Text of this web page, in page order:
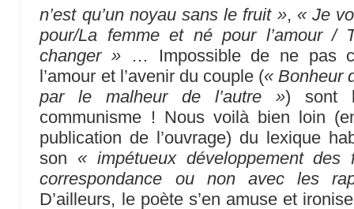
n’est qu’un noyau sans le fruit », « Je
pour/La femme et né pour l’amour /
changer » … Impossible de ne pas
l’amour et l’avenir du couple (« Bonheur
par le malheur de l’autre ») sont
communisme ! Nous voilà bien loin
publication de l’ouvrage) du lexique
son « impétueux développement
correspondance ou non avec les
D’ailleurs, le poète s’en amuse et